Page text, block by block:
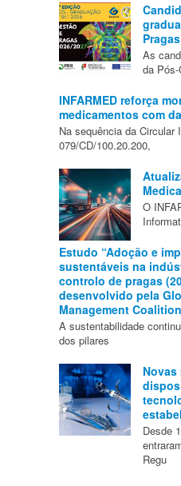
As
da
INFARMED reforça
medicamentos com
Na sequência da Circular
079/CD/100.20.200,
O
Estudo “Adoção e
sustentáveis na
controlo de pragas
desenvolvido pela
Management
A sustentabilidade
dos pilares
Novas
Desde
Regu